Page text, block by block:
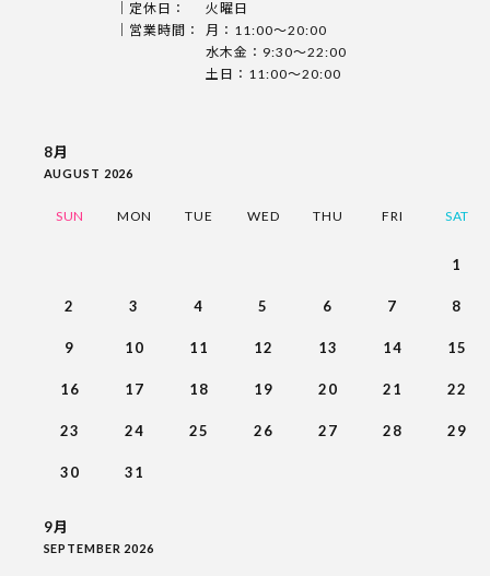
定休日：
火曜日
営業時間：
月：11:00〜20:00
水木金：9:30〜22:00
土日：11:00〜20:00
8月
AUGUST 2026
SUN MON TUE WED THU FRI SAT
1
2 3 4 5 6 7 8
9 10 11 12 13 14 15
16 17 18 19 20 21 22
23 24 25 26 27 28 29
30 31
9月
SEPTEMBER 2026